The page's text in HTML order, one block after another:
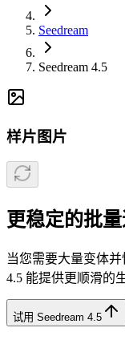
Seedream
Seedream 4.5
样片图片
更稳定的批
当您需要大量变体并
4.5 能提供更顺滑的
试用 Seedream 4.5